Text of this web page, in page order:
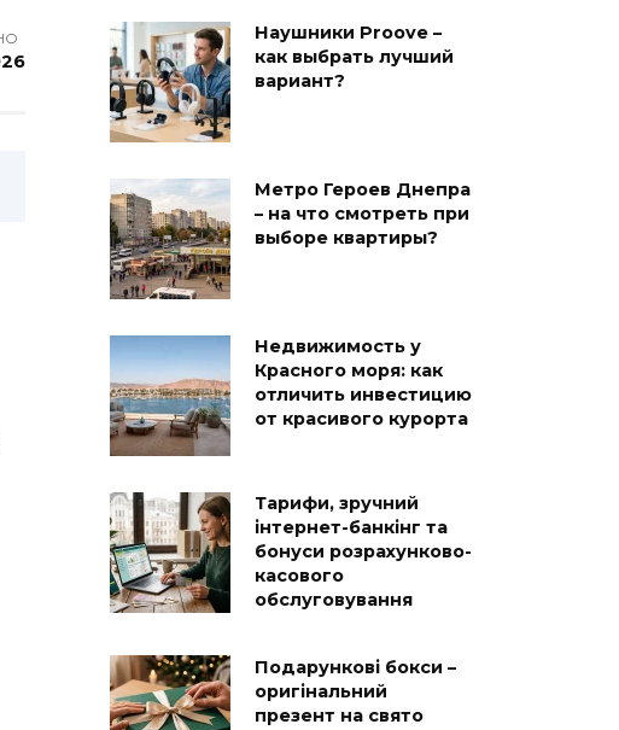
Наушники Proove –
как выбрать лучший
вариант?
Метро Героев Днепра
– на что смотреть при
выборе квартиры?
Недвижимость у
Красного моря: как
отличить инвестицию
от красивого курорта
Тарифи, зручний
інтернет-банкінг та
бонуси розрахунково-
касового
обслуговування
Подарункові бокси –
оригінальний
презент на свято